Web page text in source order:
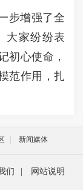
步增强了全
大家纷纷表
初心使命，
范作用，扎
新闻媒体
们
网站说明